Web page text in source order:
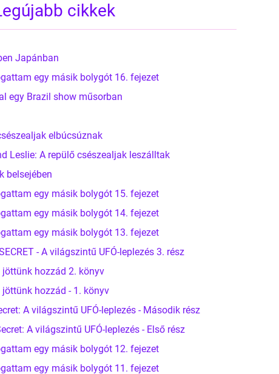
cikkek
Japánban
egy másik bolygót 16. fejezet
egy Brazil show műsorban
elbúcsúznak
Leslie: A repülő csészealjak leszálltak
belsejében
egy másik bolygót 15. fejezet
egy másik bolygót 14. fejezet
egy másik bolygót 13. fejezet
- A világszintű UFÓ-leplezés 3. rész
jöttünk hozzád 2. könyv
hozzád - 1. könyv
A világszintű UFÓ-leplezés - Második rész
A világszintű UFÓ-leplezés - Első rész
egy másik bolygót 12. fejezet
egy másik bolygót 11. fejezet